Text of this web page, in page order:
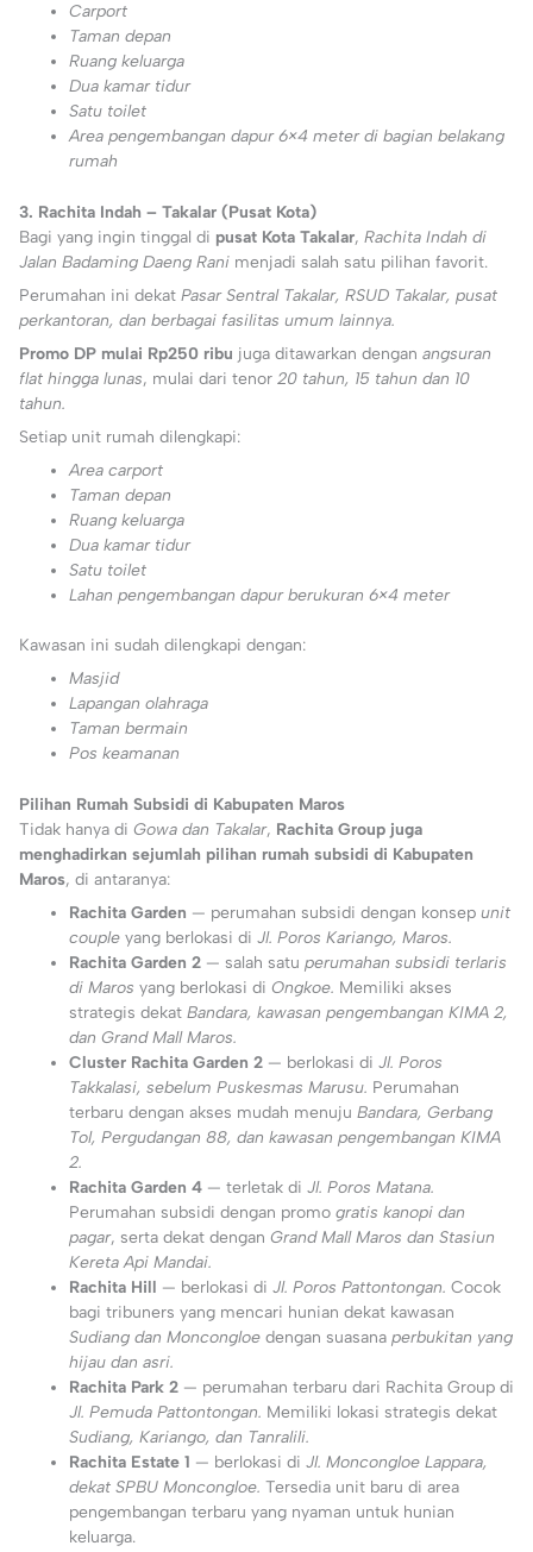
Carport
Taman depan
Ruang keluarga
Dua kamar tidur
Satu toilet
Area pengembangan dapur 6×4 meter di bagian belakang
rumah
3. Rachita Indah – Takalar (Pusat Kota)
Bagi yang ingin tinggal di pusat Kota Takalar, Rachita Indah di
Jalan Badaming Daeng Rani menjadi salah satu pilihan favorit.
Perumahan ini dekat Pasar Sentral Takalar, RSUD Takalar, pusat
perkantoran, dan berbagai fasilitas umum lainnya.
Promo DP mulai Rp250 ribu juga ditawarkan dengan angsuran
flat hingga lunas, mulai dari tenor 20 tahun, 15 tahun dan 10
tahun.
Setiap unit rumah dilengkapi:
Area carport
Taman depan
Ruang keluarga
Dua kamar tidur
Satu toilet
Lahan pengembangan dapur berukuran 6×4 meter
Kawasan ini sudah dilengkapi dengan:
Masjid
Lapangan olahraga
Taman bermain
Pos keamanan
Pilihan Rumah Subsidi di Kabupaten Maros
Tidak hanya di Gowa dan Takalar, Rachita Group juga
menghadirkan sejumlah pilihan rumah subsidi di Kabupaten
Maros, di antaranya:
Rachita Garden — perumahan subsidi dengan konsep unit
couple yang berlokasi di Jl. Poros Kariango, Maros.
Rachita Garden 2 — salah satu perumahan subsidi terlaris
di Maros yang berlokasi di Ongkoe. Memiliki akses
strategis dekat Bandara, kawasan pengembangan KIMA 2,
dan Grand Mall Maros.
Cluster Rachita Garden 2 — berlokasi di Jl. Poros
Takkalasi, sebelum Puskesmas Marusu. Perumahan
terbaru dengan akses mudah menuju Bandara, Gerbang
Tol, Pergudangan 88, dan kawasan pengembangan KIMA
2.
Rachita Garden 4 — terletak di Jl. Poros Matana.
Perumahan subsidi dengan promo gratis kanopi dan
pagar, serta dekat dengan Grand Mall Maros dan Stasiun
Kereta Api Mandai.
Rachita Hill — berlokasi di Jl. Poros Pattontongan. Cocok
bagi tribuners yang mencari hunian dekat kawasan
Sudiang dan Moncongloe dengan suasana perbukitan yang
hijau dan asri.
Rachita Park 2 — perumahan terbaru dari Rachita Group di
Jl. Pemuda Pattontongan. Memiliki lokasi strategis dekat
Sudiang, Kariango, dan Tanralili.
Rachita Estate 1 — berlokasi di Jl. Moncongloe Lappara,
dekat SPBU Moncongloe. Tersedia unit baru di area
pengembangan terbaru yang nyaman untuk hunian
keluarga.